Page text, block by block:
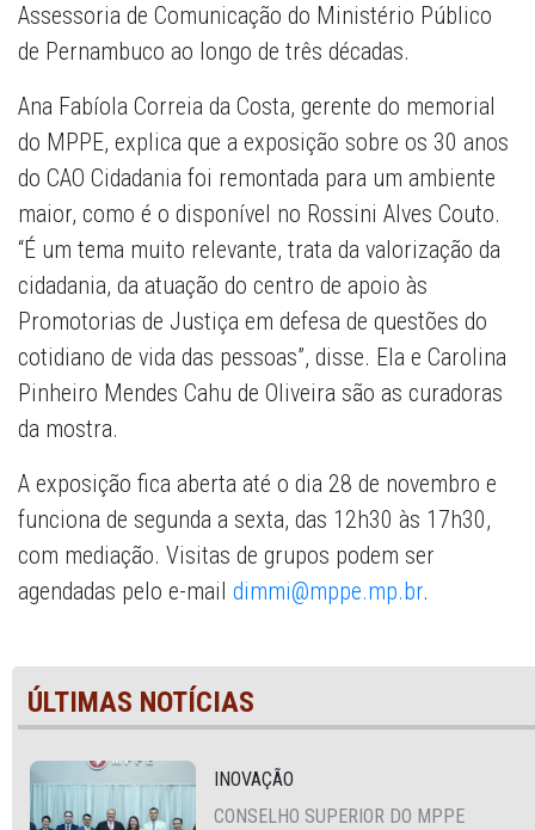
Assessoria de Comunicação do Ministério Público
de Pernambuco ao longo de três décadas.
Ana Fabíola Correia da Costa, gerente do memorial
do MPPE, explica que a exposição sobre os 30 anos
do CAO Cidadania foi remontada para um ambiente
maior, como é o disponível no Rossini Alves Couto.
“É um tema muito relevante, trata da valorização da
cidadania, da atuação do centro de apoio às
Promotorias de Justiça em defesa de questões do
cotidiano de vida das pessoas”, disse. Ela e Carolina
Pinheiro Mendes Cahu de Oliveira são as curadoras
da mostra.
A exposição fica aberta até o dia 28 de novembro e
funciona de segunda a sexta, das 12h30 às 17h30,
com mediação. Visitas de grupos podem ser
agendadas pelo e-mail dimmi@mppe.mp.br.
ÚLTIMAS NOTÍCIAS
INOVAÇÃO
CONSELHO SUPERIOR DO MPPE